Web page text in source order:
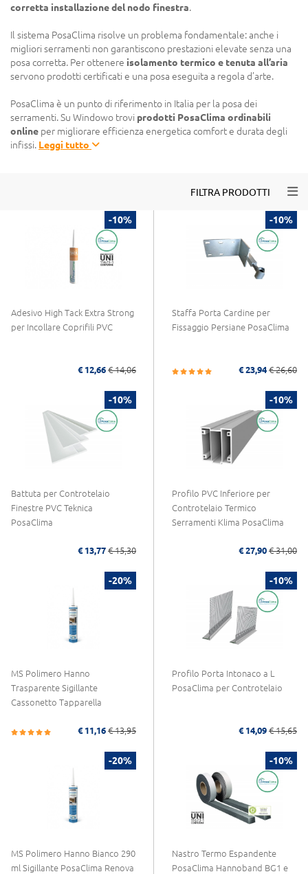
corretta installazione del nodo finestra.
Il sistema PosaClima risolve un problema fondamentale: anche i
migliori serramenti non garantiscono prestazioni elevate senza una
posa corretta. Per ottenere isolamento termico e tenuta all’aria
servono prodotti certificati e una posa eseguita a regola d’arte.
PosaClima è un punto di riferimento in Italia per la posa dei
serramenti. Su Windowo trovi prodotti PosaClima ordinabili
online per migliorare efficienza energetica comfort e durata degli
infissi. Leggi tutto
FILTRA PRODOTTI
-10%
Adesivo High Tack Extra Strong
per Incollare Coprifili PVC
€ 12,66 € 14,06
-10%
Staffa Porta Cardine per
Fissaggio Persiane PosaClima
€ 23,94 € 26,60
-10%
Battuta per Controtelaio
Finestre PVC Teknica
PosaClima
€ 13,77 € 15,30
-10%
Profilo PVC Inferiore per
Controtelaio Termico
Serramenti Klima PosaClima
€ 27,90 € 31,00
-20%
MS Polimero Hanno
Trasparente Sigillante
Cassonetto Tapparella
€ 11,16 € 13,95
-10%
Profilo Porta Intonaco a L
PosaClima per Controtelaio
€ 14,09 € 15,65
-20%
MS Polimero Hanno Bianco 290
ml Sigillante PosaClima Renova
-10%
Nastro Termo Espandente
PosaClima Hannoband BG1 e